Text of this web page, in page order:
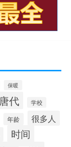
保暖
唐代 学校
年龄 很多人
时间